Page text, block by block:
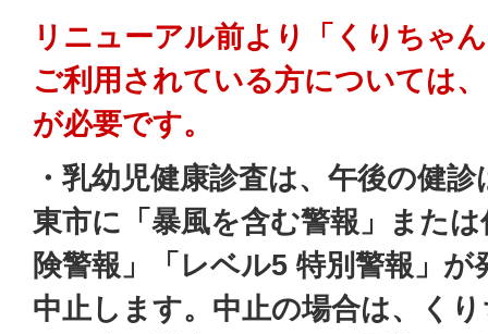
リニューアル前より「くりちゃ
ご利用されている方については
が必要です。
・乳幼児健康診査は、午後の健
東市に「暴風を含む警報」また
険警報」「レベル5 特別警報」
中止します。中止の場合は、く